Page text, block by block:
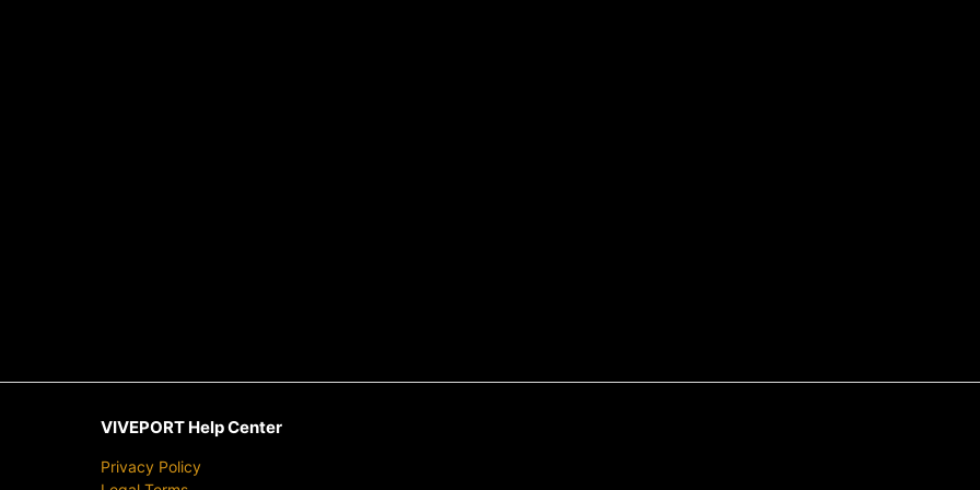
VIVEPORT Help Center
Privacy Policy